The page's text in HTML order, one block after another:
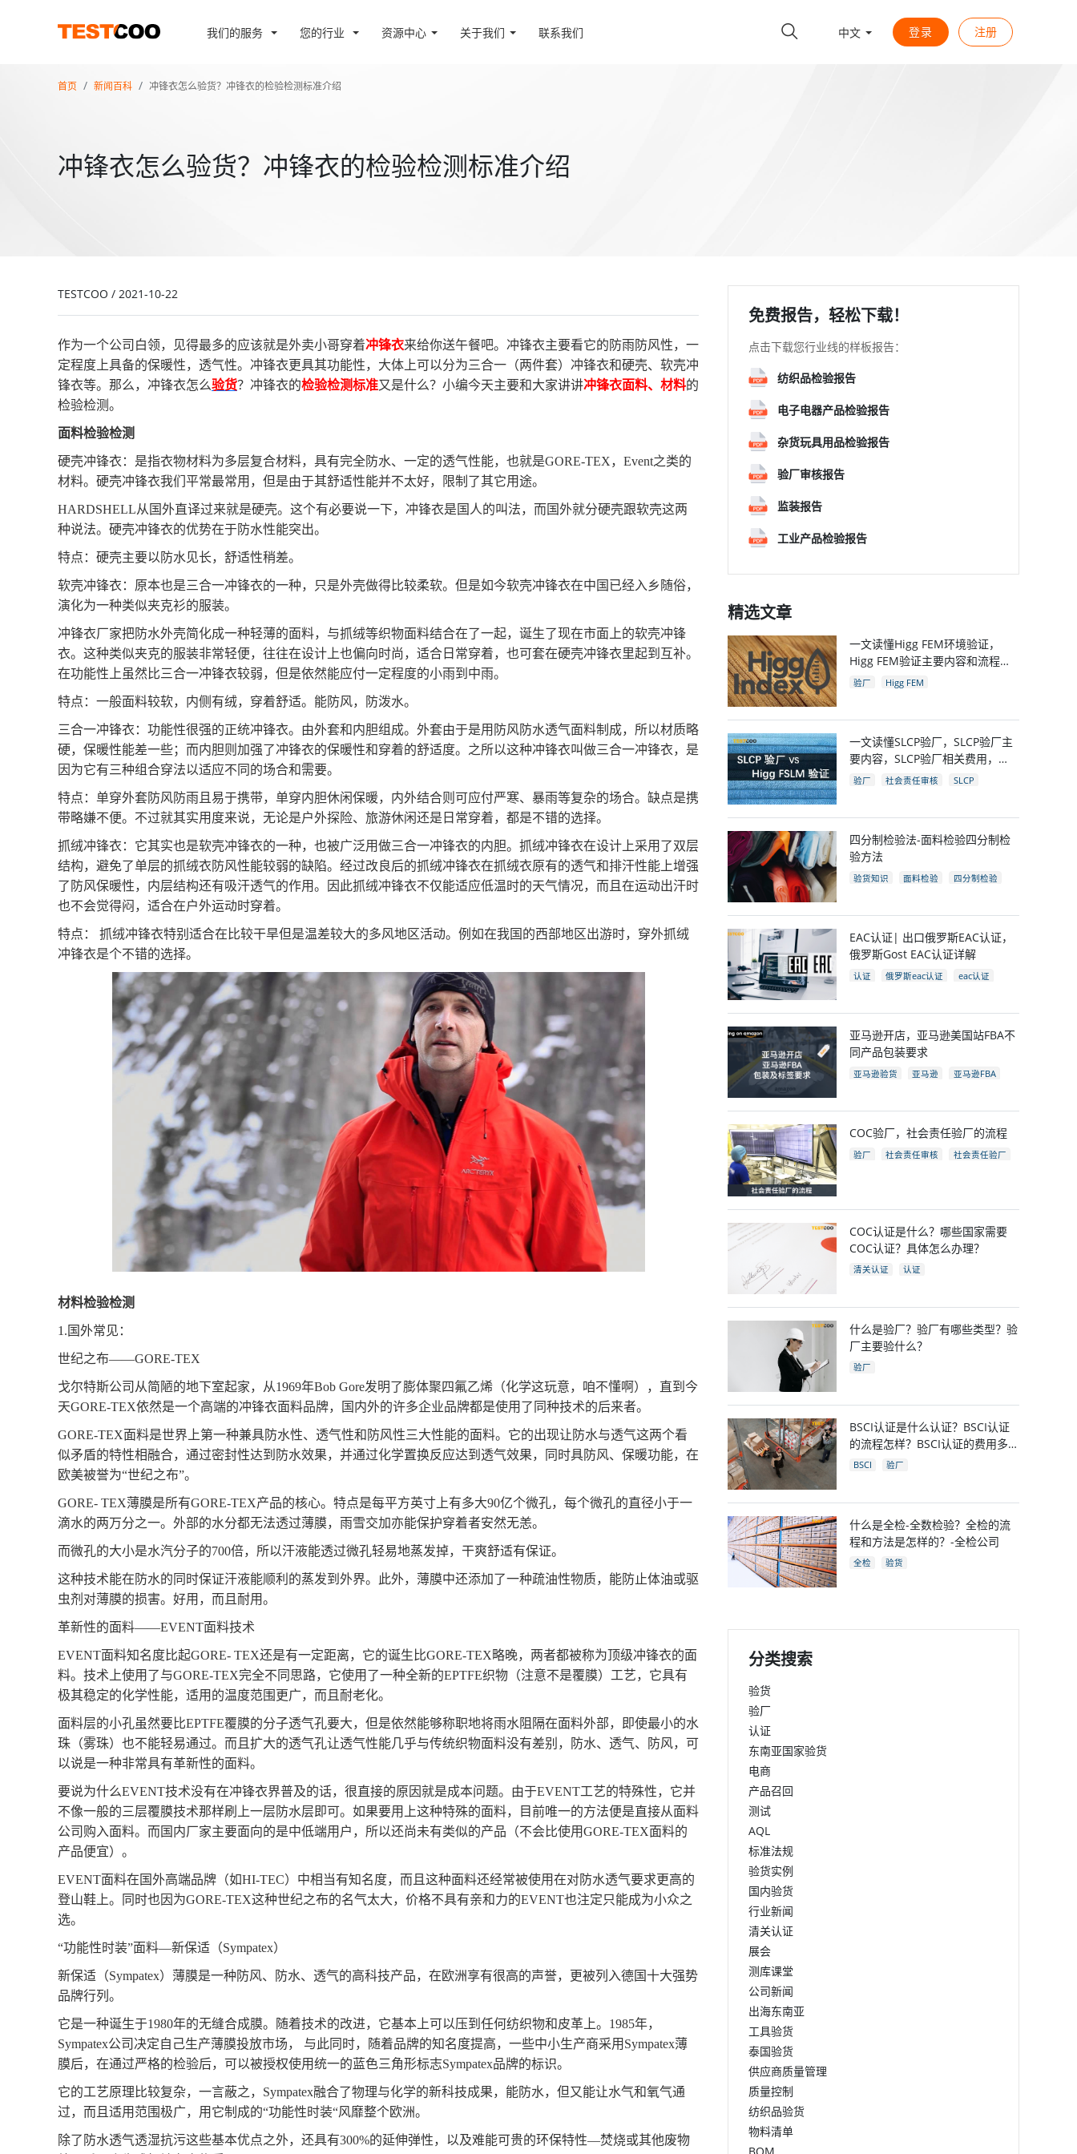
我们的服务 您的行业 资源中心 关于我们 联系我们 中文 登录 注册
首页 新闻百科 冲锋衣怎么验货？冲锋衣的检验检测标准介绍
冲锋衣怎么验货？冲锋衣的检验检测标准介绍
TESTCOO / 2021-10-22
作为一个公司白领，见得最多的应该就是外卖小哥穿着冲锋衣来给你送午餐吧。 冲锋衣主要看它的防雨防风性，一
定程度上具备的保暖性，透气性。冲锋衣更具其功能性，大体上可以分为三合一（两件套）冲锋衣和硬壳、软壳冲
锋衣等。 那么， 冲锋衣怎么验货？冲锋衣的检验检测标准又是什么？小编今天主要和大家讲讲冲锋衣面料、材料的
检验检测。
面料检验检测
硬壳冲锋衣：是指衣物材料为多层复合材料，具有完全防水、一定的透气性能，也就是GORE-TEX，Event之类的
材料。硬壳冲锋衣我们平常最常用，但是由于其舒适性能并不太好，限制了其它用途。
HARDSHELL从国外直译过来就是硬壳。这个有必要说一下，冲锋衣是国人的叫法，而国外就分硬壳跟软壳这两
种说法。硬壳冲锋衣的优势在于防水性能突出。
特点：硬壳主要以防水见长，舒适性稍差。
软壳冲锋衣：原本也是三合一冲锋衣的一种，只是外壳做得比较柔软。但是如今软壳冲锋衣在中国已经入乡随俗，
演化为一种类似夹克衫的服装。
冲锋衣厂家把防水外壳简化成一种轻薄的面料，与抓绒等织物面料结合在了一起，诞生了现在市面上的软壳冲锋
衣。这种类似夹克的服装非常轻便，往往在设计上也偏向时尚，适合日常穿着，也可套在硬壳冲锋衣里起到互补。
在功能性上虽然比三合一冲锋衣较弱，但是依然能应付一定程度的小雨到中雨。
特点：一般面料较软，内侧有绒，穿着舒适。能防风，防泼水。
三合一冲锋衣：功能性很强的正统冲锋衣。由外套和内胆组成。外套由于是用防风防水透气面料制成，所以材质略
硬，保暖性能差一些；而内胆则加强了冲锋衣的保暖性和穿着的舒适度。之所以这种冲锋衣叫做三合一冲锋衣，是
因为它有三种组合穿法以适应不同的场合和需要。
特点：单穿外套防风防雨且易于携带，单穿内胆休闲保暖，内外结合则可应付严寒、暴雨等复杂的场合。缺点是携
带略嫌不便。不过就其实用度来说，无论是户外探险、旅游休闲还是日常穿着，都是不错的选择。
抓绒冲锋衣：它其实也是软壳冲锋衣的一种，也被广泛用做三合一冲锋衣的内胆。抓绒冲锋衣在设计上采用了双层
结构，避免了单层的抓绒衣防风性能较弱的缺陷。经过改良后的抓绒冲锋衣在抓绒衣原有的透气和排汗性能上增强
了防风保暖性，内层结构还有吸汗透气的作用。因此抓绒冲锋衣不仅能适应低温时的天气情况，而且在运动出汗时
也不会觉得闷，适合在户外运动时穿着。
特点：
抓绒冲锋衣特别适合在比较干旱但是温差较大的多风地区活动。例如在我国的西部地区出游时，穿外抓绒
冲锋衣是个不错的选择。
材料检验检测
1.国外常见 ：
世纪之布——GORE-TEX
戈尔特斯公司从简陋的地下室起家，从1969年Bob Gore发明了膨体聚四氟乙烯（化学这玩意，咱不懂啊），直到今
天GORE-TEX依然是一个高端的冲锋衣面料品牌，国内外的许多企业品牌都是使用了同种技术的后来者。
GORE-TEX面料是世界上第一种兼具防水性、透气性和防风性三大性能的面料。它的出现让防水与透气这两个看
似矛盾的特性相融合，通过密封性达到防水效果，并通过化学置换反应达到透气效果，同时具防风、保暖功能，在
欧美被誉为“世纪之布”。
GORE- TEX薄膜是所有GORE-TEX产品的核心。特点是每平方英寸上有多大90亿个微孔，每个微孔的直径小于一
滴水的两万分之一。外部的水分都无法透过薄膜，雨雪交加亦能保护穿着者安然无恙。
而微孔的大小是水汽分子的700倍，所以汗液能透过微孔轻易地蒸发掉，干爽舒适有保证。
这种技术能在防水的同时保证汗液能顺利的蒸发到外界。此外，薄膜中还添加了一种疏油性物质，能防止体油或驱
虫剂对薄膜的损害。好用，而且耐用。
革新性的面料——EVENT面料技术
EVENT面料知名度比起GORE- TEX还是有一定距离，它的诞生比GORE-TEX略晚，两者都被称为顶级冲锋衣的面
料。技术上使用了与GORE-TEX完全不同思路，它使用了一种全新的EPTFE织物（注意不是覆膜）工艺，它具有
极其稳定的化学性能，适用的温度范围更广，而且耐老化。
面料层的小孔虽然要比EPTFE覆膜的分子透气孔要大，但是依然能够称职地将雨水阻隔在面料外部，即使最小的水
珠（雾珠）也不能轻易通过。而且扩大的透气孔让透气性能几乎与传统织物面料没有差别，防水、透气、防风，可
以说是一种非常具有革新性的面料。
要说为什么EVENT技术没有在冲锋衣界普及的话，很直接的原因就是成本问题。由于EVENT工艺的特殊性，它并
不像一般的三层覆膜技术那样刷上一层防水层即可。如果要用上这种特殊的面料，目前唯一的方法便是直接从面料
公司购入面料。而国内厂家主要面向的是中低端用户，所以还尚未有类似的产品（不会比使用GORE-TEX面料的
产品便宜）。
EVENT面料在国外高端品牌（如HI-TEC）中相当有知名度，而且这种面料还经常被使用在对防水透气要求更高的
登山鞋上。同时也因为GORE-TEX这种世纪之布的名气太大，价格不具有亲和力的EVENT也注定只能成为小众之
选。
“功能性时装”面料—新保适（Sympatex）
新保适（Sympatex）薄膜是一种防风、防水、透气的高科技产品，在欧洲享有很高的声誉，更被列入德国十大强势
品牌行列。
它是一种诞生于1980年的无缝合成膜。随着技术的改进，它基本上可以压到任何纺织物和皮革上。1985年，
Sympatex公司决定自己生产薄膜投放市场， 与此同时，随着品牌的知名度提高，一些中小生产商采用Sympatex薄
膜后，在通过严格的检验后，可以被授权使用统一的蓝色三角形标志Sympatex品牌的标识。
它的工艺原理比较复杂，一言蔽之， Sympatex融合了物理与化学的新科技成果，能防水，但又能让水气和氧气通
过，而且适用范围极广，用它制成的“功能性时装“风靡整个欧洲。
除了防水透气透湿抗污这些基本优点之外，还具有300%的延伸弹性，以及难能可贵的环保特性—焚烧或其他废物
免费报告，轻松下载！
点击下载您行业线的样板报告：
纺织品检验报告
电子电器产品检验报告
杂货玩具用品检验报告
验厂审核报告
监装报告
工业产品检验报告
精选文章
一文读懂Higg FEM环境验证，
Higg FEM验证主要内容和流程，
和Higg验厂关系
验厂 Higg FEM
一文读懂SLCP验厂，SLCP验厂主
要内容，SLCP验厂相关费用，
SLCP企业自评及审核流程
验厂 社会责任审核 SLCP
四分制检验法-面料检验四分制检
验方法
验货知识 面料检验 四分制检验
EAC认证| 出口俄罗斯EAC认证，
俄罗斯Gost EAC认证详解
认证 俄罗斯eac认证
eac认证
亚马逊开店，亚马逊美国站FBA不
同产品包装要求
亚马逊验货 亚马逊
亚马逊FBA
电商
跨境电商
COC验厂，社会责任验厂的流程
验厂 社会责任审核
社会责任验厂
COC认证是什么？哪些国家需要
COC认证？具体怎么办理？
清关认证 认证
什么是验厂？验厂有哪些类型？验
厂主要验什么？
验厂
BSCI认证是什么认证？BSCI认证
的流程怎样？BSCI认证的费用多
少？
BSCI 验厂
什么是全检-全数检验？全检的流
程和方法是怎样的？-全检公司
全检 验货
分类搜索
验货
验厂
认证
东南亚国家验货
电商
产品召回
测试
AQL
标准法规
验货实例
国内验货
行业新闻
清关认证
展会
测库课堂
公司新闻
出海东南亚
工具验货
泰国验货
供应商质量管理
质量控制
纺织品验货
物料清单